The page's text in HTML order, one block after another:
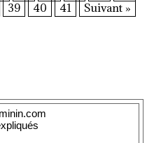
39 40 41 Suivant »